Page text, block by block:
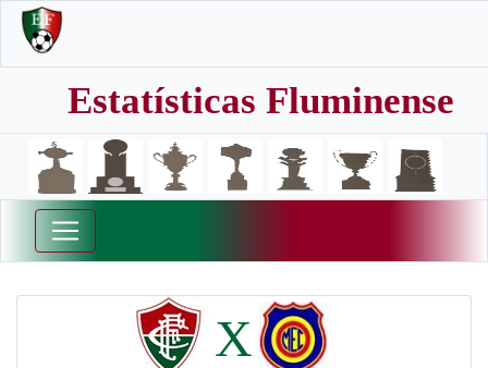
Estatísticas Fluminense
X